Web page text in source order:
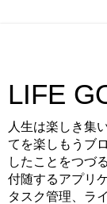
LIFE
人生は楽しき集
てを楽しもうブ
したことをつづ
付随するアプリ
タスク管理、ラ